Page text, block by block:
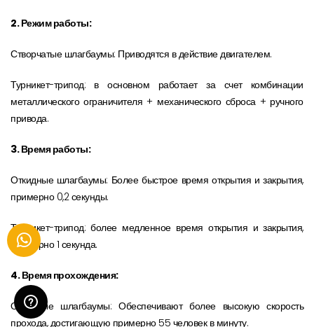
2. Режим работы:
Створчатые шлагбаумы: Приводятся в действие двигателем.
Турникет-трипод: в основном работает за счет комбинации
металлического ограничителя + механического сброса + ручного
привода.
3. Время работы:
Откидные шлагбаумы: Более быстрое время открытия и закрытия,
примерно 0,2 секунды.
Турникет-трипод: более медленное время открытия и закрытия,
примерно 1 секунда.
4. Время прохождения:
Откидные шлагбаумы: Обеспечивают более высокую скорость
прохода, достигающую примерно 55 человек в минуту.